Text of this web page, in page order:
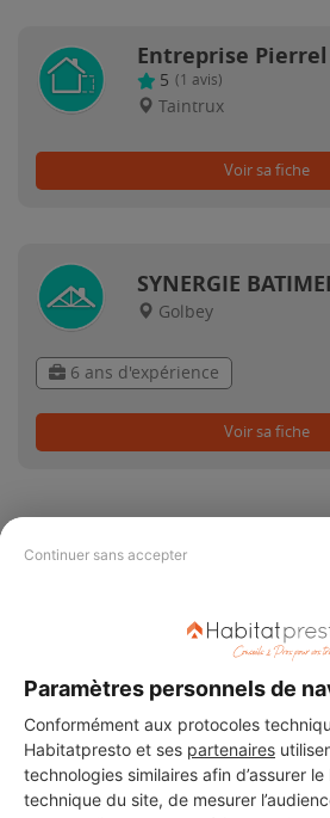
Continuer sans accepter
Paramètres personnels de
Conformément aux protocoles
Habitatpresto et ses partenaires
technologies similaires afin d’assurer
technique du site, de mesurer
Entreprise Pierrel
5 (1 avis)
Taintrux
Voir sa fiche
SYNERGIE
Golbey
6 ans d'expérience
Voir sa fiche
PAS LE
choisir ? Demandez des devis travaux
professionnels partout